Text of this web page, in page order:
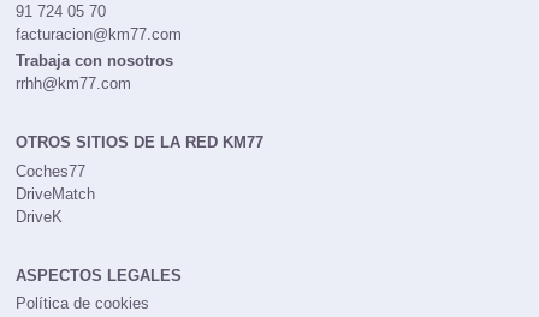
91 724 05 70
facturacion@km77.com
Trabaja con nosotros
rrhh@km77.com
OTROS SITIOS DE LA RED KM77
Coches77
DriveMatch
DriveK
ASPECTOS LEGALES
Política de cookies